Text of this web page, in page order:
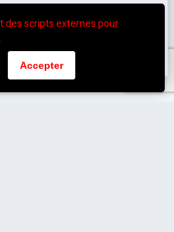
des scripts externes pour
Accepter